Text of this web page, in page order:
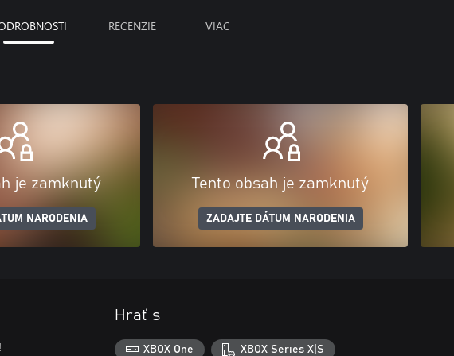
RECENZIE VIAC
je zamknutý
NARODENIA
Tento obsah je zamknutý
ZADAJTE DÁTUM NARODENIA
Hrať s
XBOX One XBOX Series X|S